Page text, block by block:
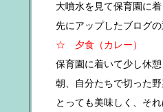
大噴水を見て保育園に
先にアップしたブログ
☆ 夕食（カレー）
保育園に着いて少し休
朝、自分たちで切った
とっても美味しく、そ